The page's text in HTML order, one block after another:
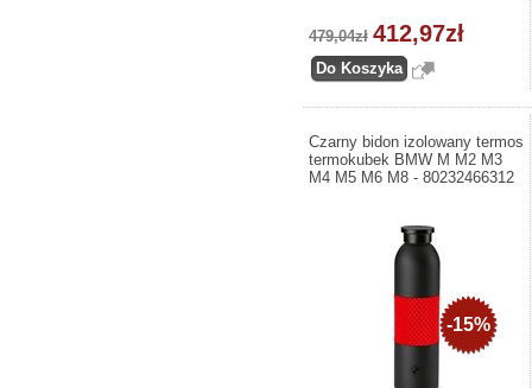
479,04zł 412,97zł
Czarny bidon izolowany termos
termokubek BMW M M2 M3
M4 M5 M6 M8 - 80232466312
-15%